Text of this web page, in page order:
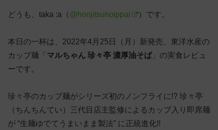
どうも、taka :a（ @honjitsunoippai ）です。
本日の一杯は、2022年4月25日（月）新発売、東洋水産の
カップ麺「 マルちゃん 珍々亭 濃厚油そば」の実食レビュ
ーです。
珍々亭のカップ麺がシリーズ初のノンフライに!? 珍々亭
（ちんちんてい）三代目店主監修によるカップ入り即席麺
が “生麺ゆでてうまいまま製法” に正統進化!!